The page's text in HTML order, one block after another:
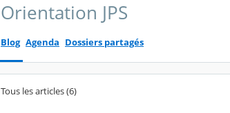
Orientation JPS
Blog Agenda Dossiers partagés
Tous les articles (6)